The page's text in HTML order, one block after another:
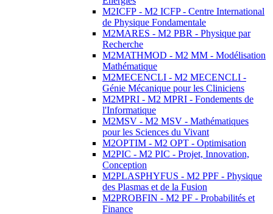
M2ICFP - M2 ICFP - Centre International
de Physique Fondamentale
M2MARES - M2 PBR - Physique par
Recherche
M2MATHMOD - M2 MM - Modélisation
Mathématique
M2MECENCLI - M2 MECENCLI -
Génie Mécanique pour les Cliniciens
M2MPRI - M2 MPRI - Fondements de
l'Informatique
M2MSV - M2 MSV - Mathématiques
pour les Sciences du Vivant
M2OPTIM - M2 OPT - Optimisation
M2PIC - M2 PIC - Projet, Innovation,
Conception
M2PLASPHYFUS - M2 PPF - Physique
des Plasmas et de la Fusion
M2PROBFIN - M2 PF - Probabilités et
Finance